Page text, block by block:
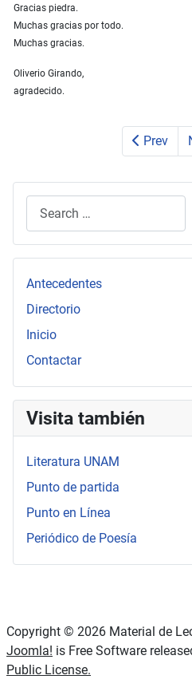
Gracias piedra.
Muchas gracias por todo.
Muchas gracias.
Oliverio Girando,
agradecido.
Prev
Antecedentes
Directorio
Inicio
Contactar
Visita también
Literatura UNAM
Punto de partida
Punto en Línea
Periódico de Poesía
Copyright © 2026 Material de
Joomla! is Free Software
Public License.